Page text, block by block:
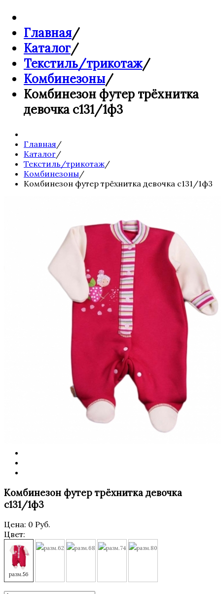
Главная/
Каталог/
Текстиль/трикотаж/
Комбинезоны/
Комбинезон футер трёхнитка
девочка с131/1ф3
Главная /
Каталог /
Текстиль/трикотаж/
Комбинезоны/
Комбинезон футер трёхнитка девочка с131/1ф3
Комбинезон футер трёхнитка девочка
с131/1ф3
Цена: 0 Руб.
Цвет:
разм.56
разм.62 разм.68 разм.74 разм.80